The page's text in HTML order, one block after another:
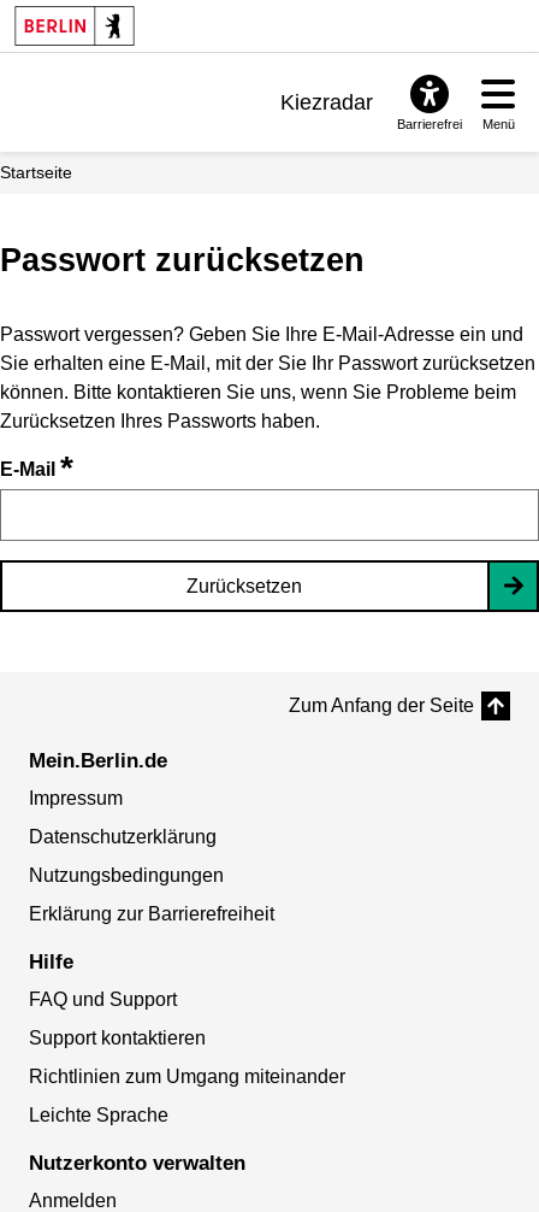
Kiezradar
Barrierefrei Menü
Startseite
Passwort zurücksetzen
Passwort vergessen? Geben Sie Ihre E-Mail-Adresse ein und
Sie erhalten eine E-Mail, mit der Sie Ihr Passwort zurücksetzen
können. Bitte kontaktieren Sie uns, wenn Sie Probleme beim
Zurücksetzen Ihres Passworts haben.
E-Mail *
Zurücksetzen
Zum Anfang der Seite
Mein.Berlin.de
Impressum
Datenschutzerklärung
Nutzungsbedingungen
Erklärung zur Barrierefreiheit
Hilfe
FAQ und Support
Support kontaktieren
Richtlinien zum Umgang miteinander
Leichte Sprache
Nutzerkonto verwalten
Anmelden